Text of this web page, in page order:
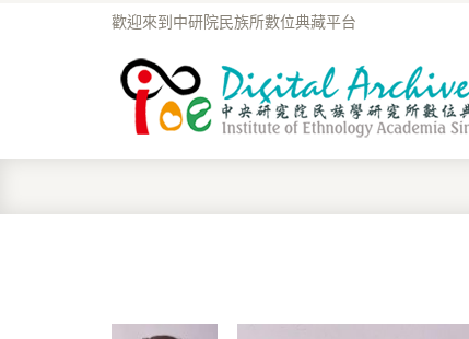
歡迎來到中研院民族所數位典藏平台